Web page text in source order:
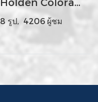
8 รูป, 4206 ผู้ชม